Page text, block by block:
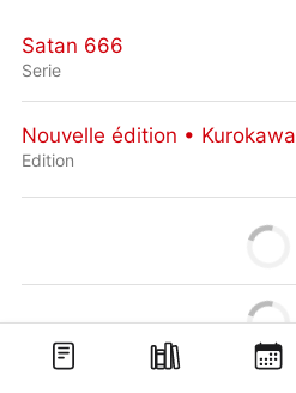
Satan 666
Serie
Nouvelle édition • Kurokawa
Edition